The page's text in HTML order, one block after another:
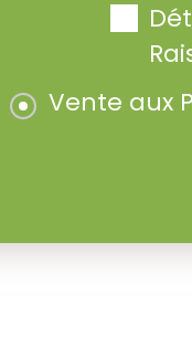
Vente aux